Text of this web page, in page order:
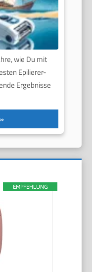
wie Du mit
Epilierer-
Ergebnisse
EMPFEHLUNG